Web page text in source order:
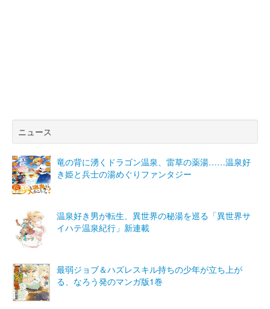
ニュース
竜の背に湧くドラゴン温泉、雷草の薬湯……温泉好
き姫と兵士の湯めぐりファンタジー
温泉好き男が転生、異世界の秘湯を巡る「異世界サ
イハテ温泉紀行」新連載
最弱ジョブ＆ハズレスキル持ちの少年が立ち上が
る、なろう発のマンガ版1巻